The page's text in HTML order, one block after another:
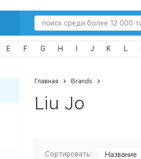
E F G H J K L
Главная Brands
Liu Jo
Сортировать: Название